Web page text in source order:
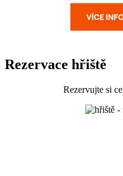
Rezervace hřiště
Rezervujte si